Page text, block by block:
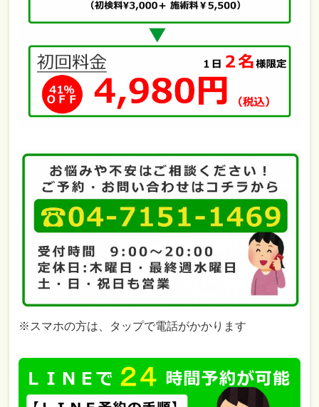
※スマホの方は、タップで電話がかかります